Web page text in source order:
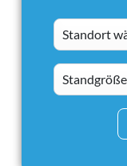
Standort
standsizes